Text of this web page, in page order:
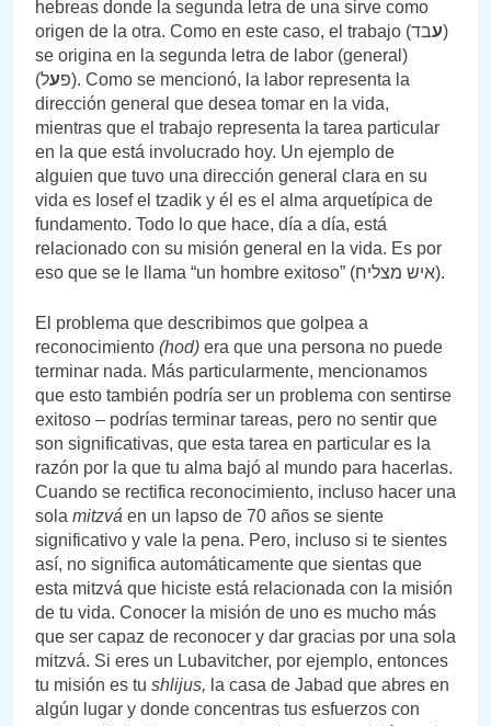
hebreas donde la segunda letra de una sirve como
origen de la otra. Como en este caso, el trabajo (
עבד)
se origina en la segunda letra de labor (general)
(פעל). Como se mencionó, la labor representa la
dirección general que desea tomar en la vida,
mientras que el trabajo representa la tarea particular
en la que está involucrado hoy. Un ejemplo de
alguien que tuvo una dirección general clara en su
vida es Iosef el tzadik y él es el alma arquetípica de
fundamento. Todo lo que hace, día a día, está
relacionado con su misión general en la vida. Es por
eso que se le llama “un hombre exitoso” (איש מצליח).
El problema que describimos que golpea a
reconocimiento (hod) era que una persona no puede
terminar nada. Más particularmente, mencionamos
que esto también podría ser un problema con sentirse
exitoso – podrías terminar tareas, pero no sentir que
son significativas, que esta tarea en particular es la
razón por la que tu alma bajó al mundo para hacerlas.
Cuando se rectifica reconocimiento, incluso hacer una
sola mitzvá en un lapso de 70 años se siente
significativo y vale la pena. Pero, incluso si te sientes
así, no significa automáticamente que sientas que
esta mitzvá que hiciste está relacionada con la misión
de tu vida. Conocer la misión de uno es mucho más
que ser capaz de reconocer y dar gracias por una sola
mitzvá. Si eres un Lubavitcher, por ejemplo, entonces
tu misión es tu shlijus, la casa de Jabad que abres en
algún lugar y donde concentras tus esfuerzos con